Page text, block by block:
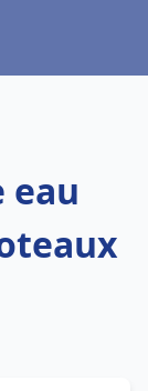
eau